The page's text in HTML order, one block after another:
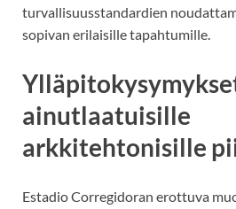
turvallisuusstandardien
sopivan erilaisille tapahtumille.
ainutlaatuisille
arkkitehtonisille
Estadio Corregidoran erottuva